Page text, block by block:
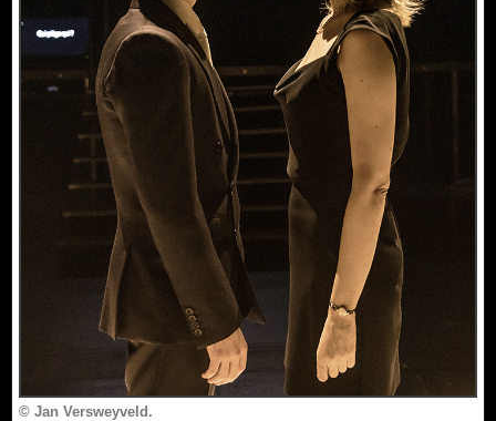
© Jan Versweyveld.